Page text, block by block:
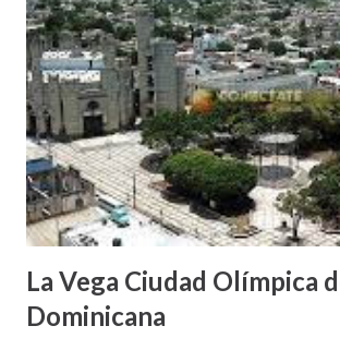
La Vega Ciudad Olímpica
Dominicana